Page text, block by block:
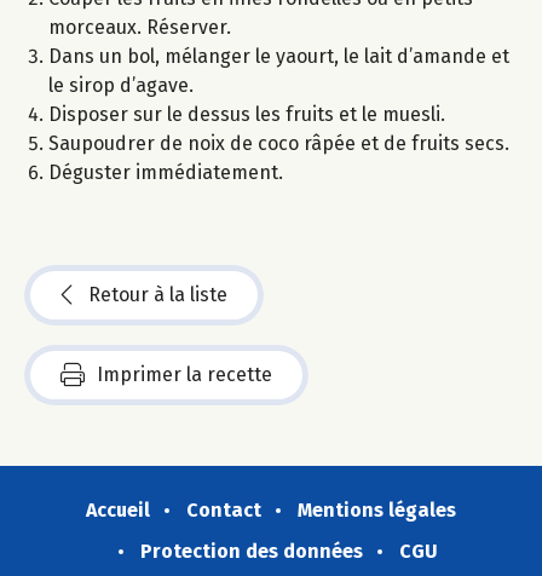
morceaux. Réserver.
Dans un bol, mélanger le yaourt, le lait d’amande et
le sirop d’agave.
Disposer sur le dessus les fruits et le muesli.
Saupoudrer de noix de coco râpée et de fruits secs.
Déguster immédiatement.
Retour à la liste
Imprimer la recette
Accueil Contact
Mentions légales
Protection des données
CGU